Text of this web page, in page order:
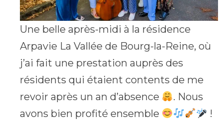
Une belle après-midi à la résidence
Arpavie La Vallée de Bourg-la-Reine, où
j’ai fait une prestation auprès des
résidents qui étaient contents de me
revoir après un an d’absence
. Nous
avons bien profité ensemble
!